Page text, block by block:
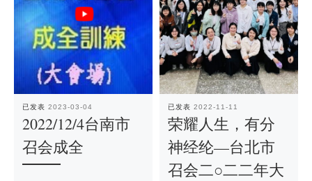
已发表 2023-03-04
2022/12/4台南市
召会成全
已发表 2022-11-11
荣耀人生，有分
神经纶—台北市
召会二○二二年大